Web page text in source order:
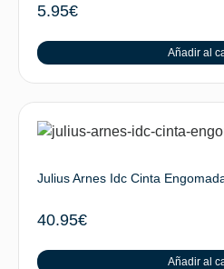
5.95€
Añadir al
Julius Arnes Idc Cinta
40.95€
Añadir al